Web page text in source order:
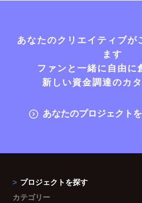
あなたのクリエイティブが
ます
ファンと一緒に自由に
新しい資金調達のカ
あなたのプロジェクト
プロジェクトを探す
カテゴリー